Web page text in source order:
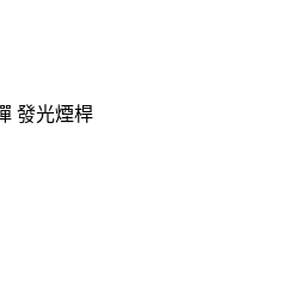
發光煙桿